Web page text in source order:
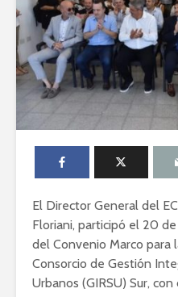
El Director General del
Floriani, participó el 20
del Convenio Marco para
Consorcio de Gestión
Urbanos (GIRSU) Sur,